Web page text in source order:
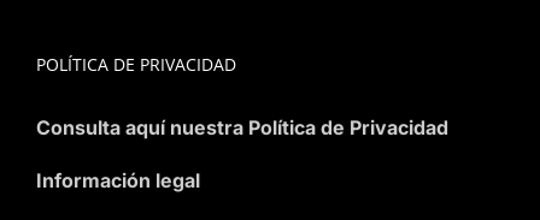
POLÍTICA DE PRIVACIDAD
Consulta aquí nuestra Política de Privacidad
Información legal